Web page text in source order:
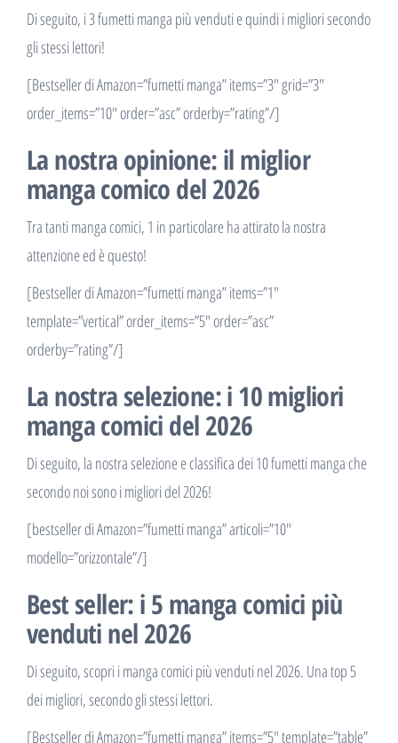
Di seguito, i 3 fumetti manga più venduti e quindi i migliori secondo
gli stessi lettori!
[Bestseller di Amazon=”fumetti manga” items=”3″ grid=”3″
order_items=”10″ order=”asc” orderby=”rating”/]
La nostra opinione: il miglior
manga comico del 2026
Tra tanti manga comici, 1 in particolare ha attirato la nostra
attenzione ed è questo!
[Bestseller di Amazon=”fumetti manga” items=”1″
template=”vertical” order_items=”5″ order=”asc”
orderby=”rating”/]
La nostra selezione: i 10 migliori
manga comici del 2026
Di seguito, la nostra selezione e classifica dei 10 fumetti manga che
secondo noi sono i migliori del 2026!
[bestseller di Amazon=”fumetti manga” articoli=”10″
modello=”orizzontale”/]
Best seller: i 5 manga comici più
venduti nel 2026
Di seguito, scopri i manga comici più venduti nel 2026. Una top 5
dei migliori, secondo gli stessi lettori.
[Bestseller di Amazon=”fumetti manga” items=”5″ template=”table”